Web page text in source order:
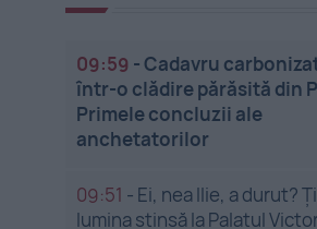
09:59 -Cadavru
într-o clădire părăsită din
Primele concluzii ale
anchetatorilor
09:51 - Ei, nea Ilie, a durut?
lumina stinsă la Palatul